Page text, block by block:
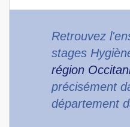
Retrouvez
stages
région
précisément
département